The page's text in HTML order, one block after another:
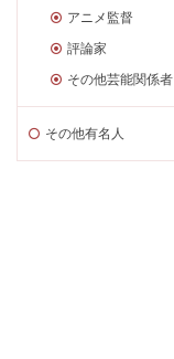
アニメ監督
評論家
その他芸能関係者
その他有名人